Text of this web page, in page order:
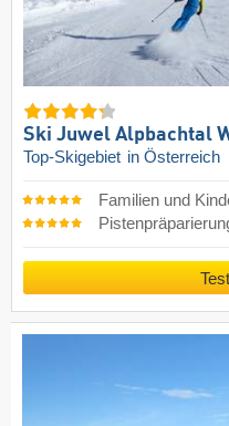
Ski Juwel Alpbachtal
Top-Skigebiet in Österreich
Familien und